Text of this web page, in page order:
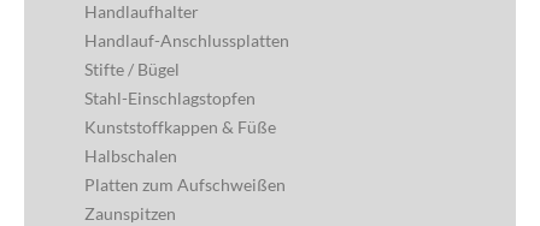
Handlaufhalter
Handlauf-Anschlussplatten
Stifte / Bügel
Stahl-Einschlagstopfen
Kunststoffkappen & Füße
Halbschalen
Platten zum Aufschweißen
Zaunspitzen